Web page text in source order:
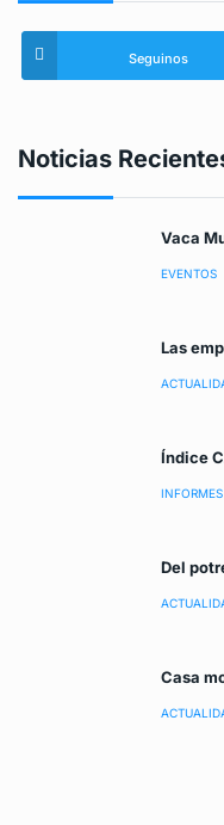
Seguinos
Noticias
Vaca
EVENTOS
Las
Índice
INFORMES
Del
Casa